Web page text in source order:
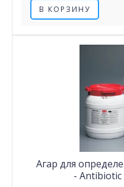
В КОРЗИНУ
Агар для
-